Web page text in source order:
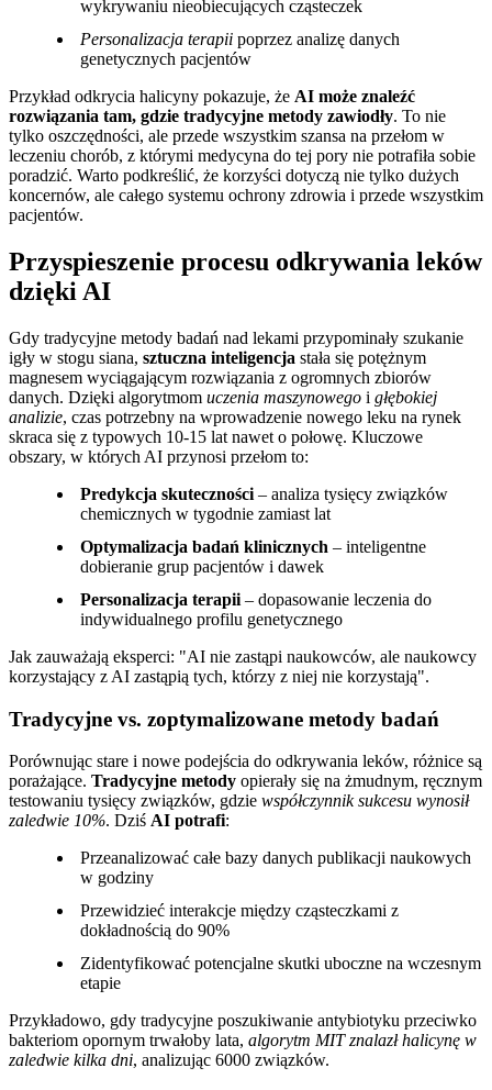
wykrywaniu nieobiecujących cząsteczek
Personalizacja terapii poprzez analizę danych
genetycznych pacjentów
Przykład odkrycia halicyny pokazuje, że AI może znaleźć
rozwiązania tam, gdzie tradycyjne metody zawiodły. To nie
tylko oszczędności, ale przede wszystkim szansa na przełom w
leczeniu chorób, z którymi medycyna do tej pory nie potrafiła sobie
poradzić. Warto podkreślić, że korzyści dotyczą nie tylko dużych
koncernów, ale całego systemu ochrony zdrowia i przede wszystkim
pacjentów.
Przyspieszenie procesu odkrywania leków
dzięki AI
Gdy tradycyjne metody badań nad lekami przypominały szukanie
igły w stogu siana, sztuczna inteligencja stała się potężnym
magnesem wyciągającym rozwiązania z ogromnych zbiorów
danych. Dzięki algorytmom uczenia maszynowego i głębokiej
analizie, czas potrzebny na wprowadzenie nowego leku na rynek
skraca się z typowych 10-15 lat nawet o połowę. Kluczowe
obszary, w których AI przynosi przełom to:
Predykcja skuteczności – analiza tysięcy związków
chemicznych w tygodnie zamiast lat
Optymalizacja badań klinicznych – inteligentne
dobieranie grup pacjentów i dawek
Personalizacja terapii – dopasowanie leczenia do
indywidualnego profilu genetycznego
Jak zauważają eksperci:
AI nie zastąpi naukowców, ale naukowcy
korzystający z AI zastąpią tych, którzy z niej nie korzystają .
Tradycyjne vs. zoptymalizowane metody badań
Porównując stare i nowe podejścia do odkrywania leków, różnice są
porażające. Tradycyjne metody opierały się na żmudnym, ręcznym
testowaniu tysięcy związków, gdzie współczynnik sukcesu wynosił
zaledwie 10%. Dziś AI potrafi:
Przeanalizować całe bazy danych publikacji naukowych
w godziny
Przewidzieć interakcje między cząsteczkami z
dokładnością do 90%
Zidentyfikować potencjalne skutki uboczne na wczesnym
etapie
Przykładowo, gdy tradycyjne poszukiwanie antybiotyku przeciwko
bakteriom opornym trwałoby lata, algorytm MIT znalazł halicynę w
zaledwie kilka dni, analizując 6000 związków.